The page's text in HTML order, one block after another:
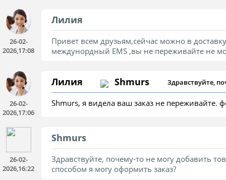
26-02-
2026,17:08
Лилия
Привет всем друзьям,сейчас можно в
междунордный EMS ,вы не переживайте не
26-02-
2026,17:06
Лилия Shmurs
Здравствуйте,
пожалуйста,
Shmurs, я видела ваш заказ не переживайте.
26-02-
2026,16:22
Shmurs
Здравствуйте, почему-то не могу добавить
способом я могу оформить заказ?